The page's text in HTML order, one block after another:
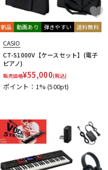
新品 動画あり 弾きやすい 送料無料
CASIO
CT-S1000V【ケースセット】(電子
ピアノ)
販売価格¥55,000(税込)
ポイント：1%(500pt)